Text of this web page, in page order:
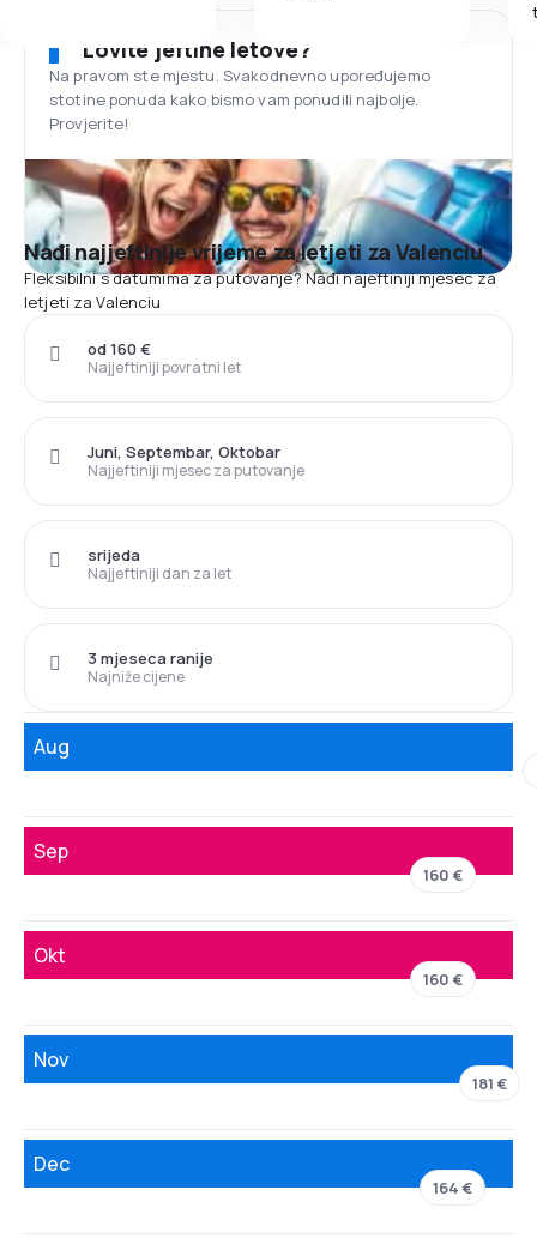
Lovite jeftine letove?
Na pravom ste mjestu. Svakodnevno upoređujemo
stotine ponuda kako bismo vam ponudili najbolje.
Provjerite!
Nađi najjeftinije vrijeme za letjeti za Valenciu
Fleksibilni s datumima za putovanje? Nađi najeftiniji mjesec za
letjeti za Valenciu
Najjeftiniji povratni let
od 160 €
Najjeftiniji mjesec za putovanje
Juni, Septembar, Oktobar
Najjeftiniji dan za let
srijeda
Najniže cijene
3 mjeseca ranije
Aug
Sep
160 €
Okt
160 €
Nov
181 €
Dec
164 €